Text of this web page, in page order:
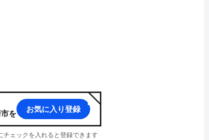
を
お気に入り登録
チェックを入れると登録できます